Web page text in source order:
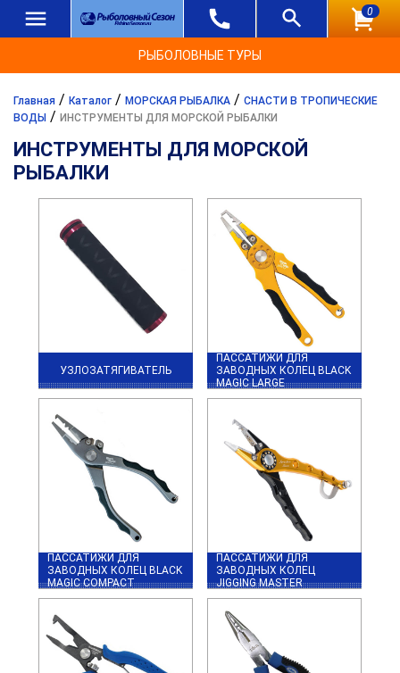
0
РЫБОЛОВНЫЕ ТУРЫ
Главная / Каталог / МОРСКАЯ РЫБАЛКА / СНАСТИ В ТРОПИЧЕСКИЕ
ВОДЫ / ИНСТРУМЕНТЫ ДЛЯ МОРСКОЙ РЫБАЛКИ
ИНСТРУМЕНТЫ ДЛЯ МОРСКОЙ
РЫБАЛКИ
УЗЛОЗАТЯГИВАТЕЛЬ
ПАССАТИЖИ ДЛЯ
ЗАВОДНЫХ КОЛЕЦ BLACK
MAGIC LARGE
ПАССАТИЖИ ДЛЯ
ЗАВОДНЫХ КОЛЕЦ BLACK
MAGIC COMPACT
ПАССАТИЖИ ДЛЯ
ЗАВОДНЫХ КОЛЕЦ
JIGGING MASTER